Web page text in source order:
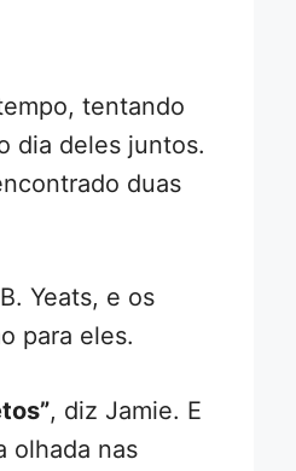
tentando
dia deles juntos.
duas
Yeats, e os
para eles.
, diz Jamie. E
olhada nas